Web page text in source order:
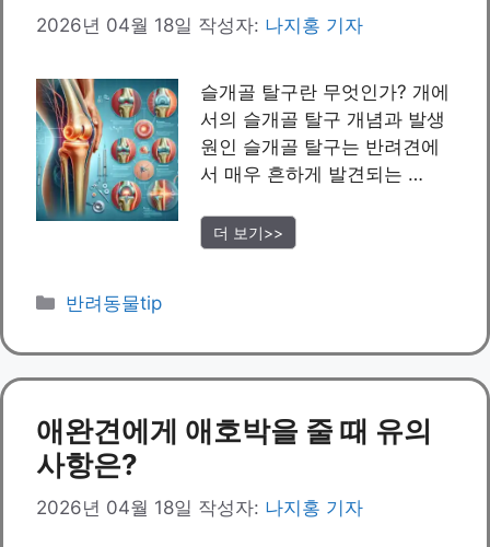
2026년 04월 18일 작성자: 나지홍 기자
슬개골 탈구란 무엇인가? 개에
서의 슬개골 탈구 개념과 발생
원인 슬개골 탈구는 반려견에
서 매우 흔하게 발견되는 …
더 보기>>
카
고
리
반려동물tip
애완견에게 애호박을 줄 때 유의
사항은?
2026년 04월 18일 작성자: 나지홍 기자